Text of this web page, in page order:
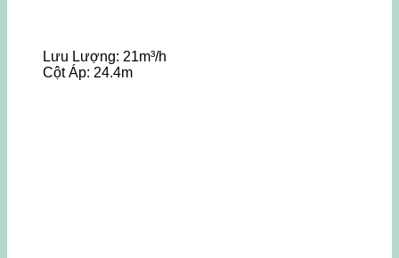
Lưu Lượng: 21m³/h
Cột Áp: 24.4m